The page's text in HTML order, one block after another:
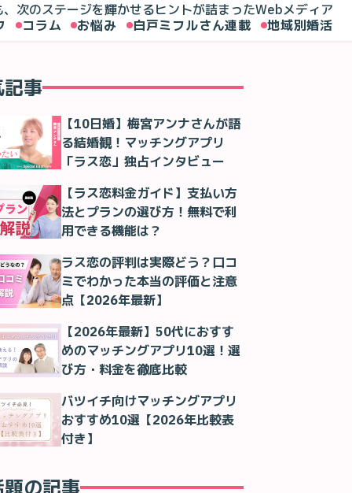
、次のステージを輝かせるヒントが詰まったWebメディア
コラム お悩み 白戸ミフルさん連載 地域別婚活
画 オバサンと言われても結婚したい！ 「11-5話」｜試験がん
事
【10日婚】梅宮アンナさんが語
る結婚観！マッチングアプリ
「ラス恋」独占インタビュー
【ラス恋料金ガイド】支払い方
法とプランの選び方！無料で利
用できる機能は？
ラス恋の評判は実際どう？口コ
ミでわかった本当の評価と注意
点【2026年最新】
【2026年最新】50代におすす
めのマッチングアプリ10選！選
び方・料金を徹底比較
バツイチ向けマッチングアプリ
おすすめ10選【2026年比較表
付き】
の記事